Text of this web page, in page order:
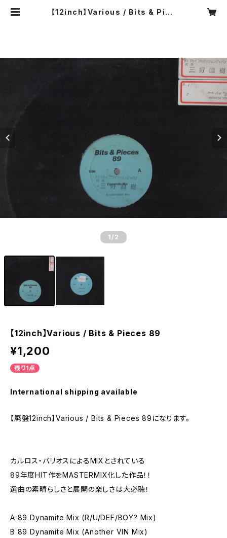
【12inch】Various / Bits & Piec
1 /2
【12inch】Various / Bits & Pieces 89
¥1,200
残り1点
International shipping available
【廃盤12inch】Various / Bits & Pieces 89になります。
カルロス・バリオスによるMIXとされている
89年度HIT作をMASTERMIX化した作品！！
選曲の素晴らしさと展開の楽しさは大必聴！
A 89 Dynamite Mix (R/U/DEF/BOY? Mix)
B 89 Dynamite Mix (Another VIN Mix)